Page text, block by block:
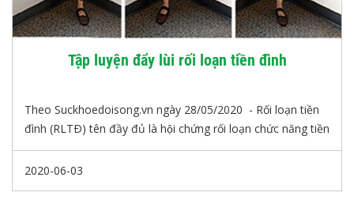
Tập luyện đẩy lùi rối loạn tiền đình
Theo Suckhoedoisong.vn ngày 28/05/2020 - Rối loạn tiền
đình (RLTÐ) tên đầy đủ là hội chứng rối loạn chức năng tiền
đình. Ðây là chứng bệnh có thể gặp ở mọi lứa tuổi, người
trưởng thành chiếm tỷ lệ cao hơn.
2020-06-03